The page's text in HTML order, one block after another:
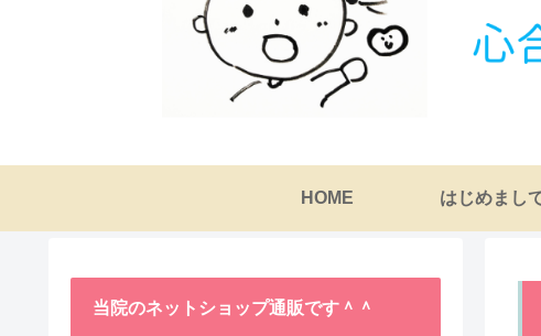
HOME はじめまし
当院のネットショップ通販です＾＾